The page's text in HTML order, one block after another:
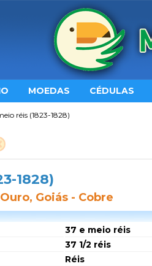
MOEDAS CÉDULAS
réis (1823-1828)
1828)
Goiás - Cobre
37 e meio réis
37 1/2 réis
Réis